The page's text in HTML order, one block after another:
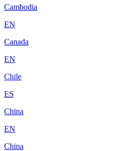
Cambodia
EN
Canada
EN
Chile
ES
China
EN
China